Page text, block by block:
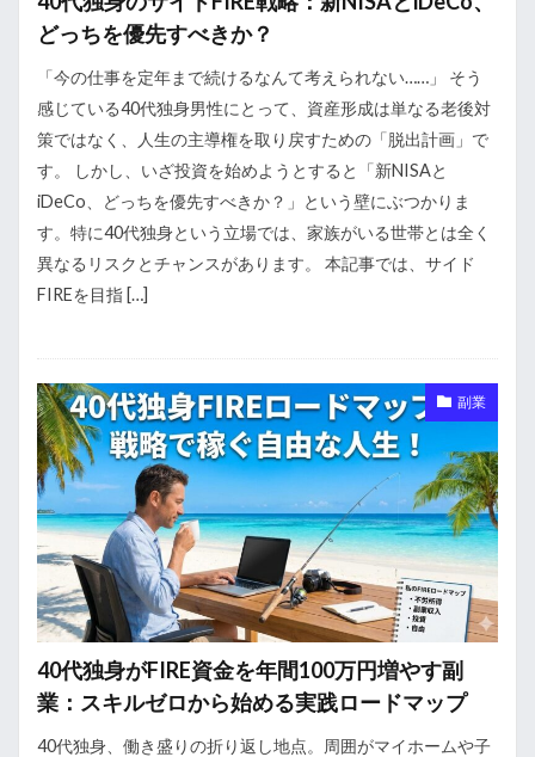
どっちを優先すべきか？
「今の仕事を定年まで続けるなんて考えられない……」 そう
感じている40代独身男性にとって、資産形成は単なる老後対
策ではなく、人生の主導権を取り戻すための「脱出計画」で
す。 しかし、いざ投資を始めようとすると「新NISAと
iDeCo、どっちを優先すべきか？」という壁にぶつかりま
す。特に40代独身という立場では、家族がいる世帯とは全く
異なるリスクとチャンスがあります。 本記事では、サイド
FIREを目指 […]
副業
40代独身がFIRE資金を年間100万円増やす副
業：スキルゼロから始める実践ロードマップ
40代独身、働き盛りの折り返し地点。周囲がマイホームや子